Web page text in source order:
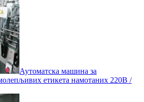
Аутоматска машина за
етикета намотаних 220В /